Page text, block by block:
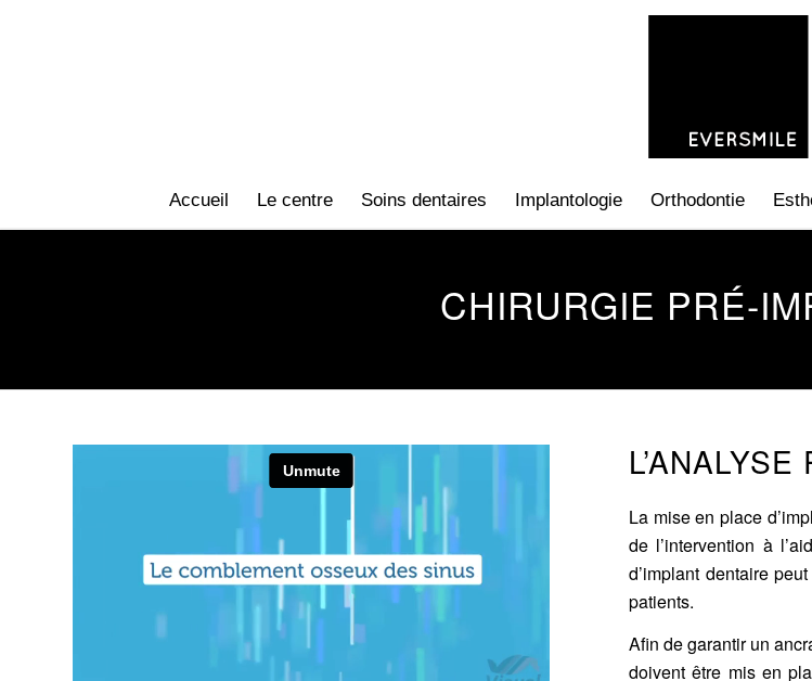
Accueil Le centre Soins dentaires Implantologie Orthodontie
CHIRURGIE PRÉ-
La mise en place d’
de l’intervention à
d’implant dentaire
patients.
Afin de garantir un
doivent être mis en